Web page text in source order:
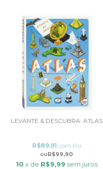
LEVANTE & DESCUBRA: ATLAS
R$99,90
R$89,91 com Pix
10 x de R$9,99 sem juros